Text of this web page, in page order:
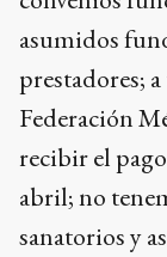
asumidos
prestadores;
Federación
recibir el
abril; no
sanatorios y